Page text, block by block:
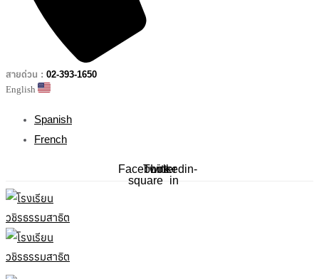
สายด่วน : 02-393-1650
English
Spanish
French
Facebook-
square
Twitter
Linkedin-
in